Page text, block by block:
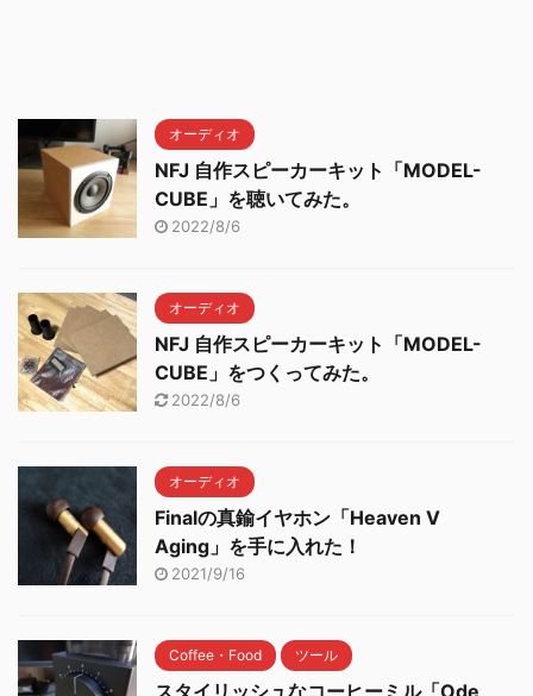
オーディオ
NFJ 自作スピーカーキット「MODEL-
CUBE」を聴いてみた。
2022/8/6
オーディオ
NFJ 自作スピーカーキット「MODEL-
CUBE」をつくってみた。
2022/8/6
オーディオ
Finalの真鍮イヤホン「Heaven V
Aging」を手に入れた！
2021/9/16
Coffee・Food ツール
スタイリッシュなコーヒーミル「Ode